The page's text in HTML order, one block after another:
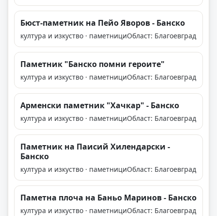
Бюст-паметник на Пейо Яворов - Банско
култура и изкуство · паметнициОбласт: Благоевград
Паметник "Банско помни героите"
култура и изкуство · паметнициОбласт: Благоевград
Арменски паметник "Хачкар" - Банско
култура и изкуство · паметнициОбласт: Благоевград
Паметник на Паисий Хилендарски -
Банско
култура и изкуство · паметнициОбласт: Благоевград
Паметна плоча на Баньо Маринов - Банско
култура и изкуство · паметнициОбласт: Благоевград